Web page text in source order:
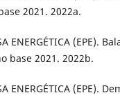
2021. 2022a.
ENERGÉTICA (EPE).
base 2021. 2022b.
ENERGÉTICA (EPE).